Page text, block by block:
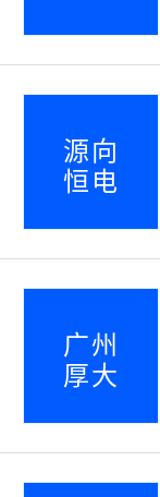
源向
恒电
广州
厚大